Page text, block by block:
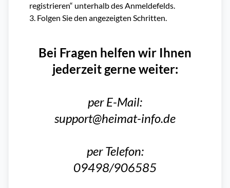
registrieren“ unterhalb des Anmeldefelds.
Folgen Sie den angezeigten Schritten.
Bei Fragen helfen wir Ihnen
jederzeit gerne weiter:
per E-Mail:
support@heimat-info.de
per Telefon:
09498/906585